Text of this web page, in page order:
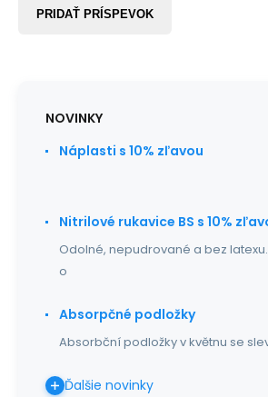
PRIDAŤ PRÍSPEVOK
NOVINKY
Náplasti s 10% zľavou
Nitrilové rukavice BS s 10%
Odolné, nepudrované a bez
o
Absorpčné podložky
Absorbční podložky v květnu se
Ďalšie novinky